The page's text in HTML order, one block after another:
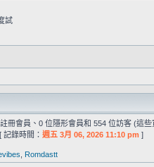
試
冊會員、0 位隱形會員和 554 位訪客 (這
記錄時間： 週五 3月 06, 2026 11:10 pm ]
Romdastt